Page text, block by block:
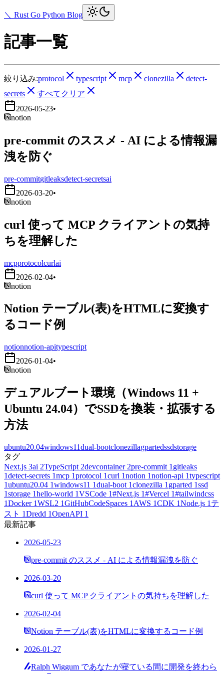
＼ Rust Go Python Blog
記事一覧
絞り込み:protocol typescript mcp clonezilla
detect-
secrets
すべてクリア
2026-05-23•
notion
pre-commit のススメ - AI による情報漏
洩を防ぐ
pre-commitgitleaksdetect-secretsai
2026-03-20•
notion
curl 使って MCP クライアントの気持
ちを理解した
mcpprotocolcurlai
2026-02-04•
notion
Notion テーブル(表)をHTMLに変換す
るコード例
notionnotion-apitypescript
2026-01-04•
notion
デュアルブート環境（Windows 11 +
Ubuntu 24.04）でSSDを換装・拡張する
方法
ubuntu20.04windows11dual-bootclonezillagpartedssdstorage
タグ
Next.js 3ai 2TypeScript 2devcontainer 2pre-commit 1 gitleaks
1detect-secrets 1mcp 1protocol 1curl 1notion 1notion-api 1typescript
1ubuntu20.04 1windows11 1dual-boot 1clonezilla 1 gparted 1ssd
1storage 1hello-world 1VSCode 1#Next.js 1#Vercel 1#tailwindcss
1Docker 1WSL2 1GitHubCodeSpaces 1 AWS 1CDK 1Node.js 1 テ
スト 1Dredd 1OpenAPI 1
最新記事
2026-05-23
pre-commit のススメ - AI による情報漏洩を防ぐ
2026-03-20
curl 使って MCP クライアントの気持ちを理解した
2026-02-04
Notion テーブル(表)をHTMLに変換するコード例
2026-01-27
Ralph Wiggum であなたが寝ている間に開発を終わら